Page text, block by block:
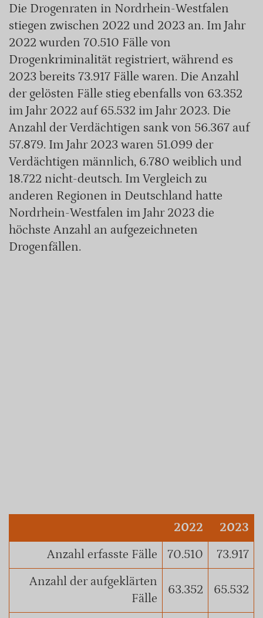
Die Drogenraten in Nordrhein-Westfalen
stiegen zwischen 2022 und 2023 an. Im Jahr
2022 wurden 70.510 Fälle von
Drogenkriminalität registriert, während es
2023 bereits 73.917 Fälle waren. Die Anzahl
der gelösten Fälle stieg ebenfalls von 63.352
im Jahr 2022 auf 65.532 im Jahr 2023. Die
Anzahl der Verdächtigen sank von 56.367 auf
57.879. Im Jahr 2023 waren 51.099 der
Verdächtigen männlich, 6.780 weiblich und
18.722 nicht-deutsch. Im Vergleich zu
anderen Regionen in Deutschland hatte
Nordrhein-Westfalen im Jahr 2023 die
höchste Anzahl an aufgezeichneten
Drogenfällen.
2022
2023
Anzahl erfasste Fälle
70.510
73.917
Anzahl der aufgeklärten
Fälle
63.352 65.532